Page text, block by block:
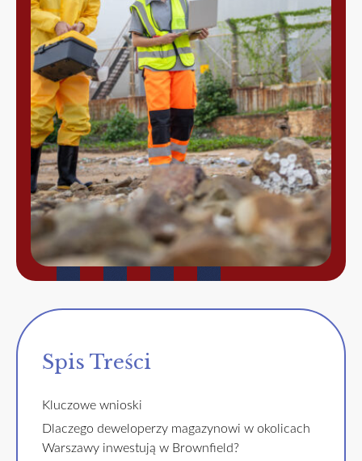
Spis Treści
Kluczowe wnioski
Dlaczego deweloperzy magazynowi w okolicach
Warszawy inwestują w Brownfield?